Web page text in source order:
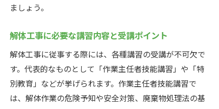
ましょう。
解体工事に必要な講習内容と受講ポイント
解体工事に従事する際には、各種講習の受講が不可欠で
す。代表的なものとして「作業主任者技能講習」や「特
別教育」などが挙げられます。作業主任者技能講習で
は、解体作業の危険予知や安全対策、廃棄物処理法の基